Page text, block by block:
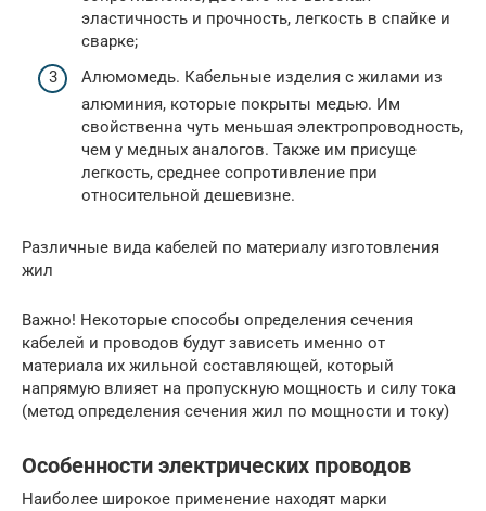
эластичность и прочность, легкость в спайке и
сварке;
Алюмомедь. Кабельные изделия с жилами из
алюминия, которые покрыты медью. Им
свойственна чуть меньшая электропроводность,
чем у медных аналогов. Также им присуще
легкость, среднее сопротивление при
относительной дешевизне.
Различные вида кабелей по материалу изготовления
жил
Важно! Некоторые способы определения сечения
кабелей и проводов будут зависеть именно от
материала их жильной составляющей, который
напрямую влияет на пропускную мощность и силу тока
(метод определения сечения жил по мощности и току)
Особенности электрических проводов
Наиболее широкое применение находят марки